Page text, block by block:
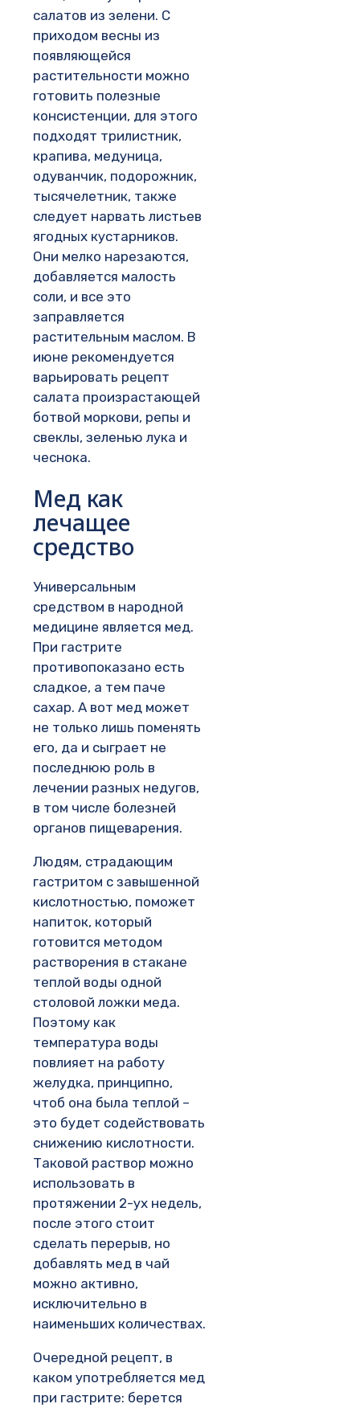
салатов из зелени. С
приходом весны из
появляющейся
растительности можно
готовить полезные
консистенции, для этого
подходят трилистник,
крапива, медуница,
одуванчик, подорожник,
тысячелетник, также
следует нарвать листьев
ягодных кустарников.
Они мелко нарезаются,
добавляется малость
соли, и все это
заправляется
растительным маслом. В
июне рекомендуется
варьировать рецепт
салата произрастающей
ботвой моркови, репы и
свеклы, зеленью лука и
чеснока.
Мед как
лечащее
средство
Универсальным
средством в народной
медицине является мед.
При гастрите
противопоказано есть
сладкое, а тем паче
сахар. А вот мед может
не только лишь поменять
его, да и сыграет не
последнюю роль в
лечении разных недугов,
в том числе болезней
органов пищеварения.
Людям, страдающим
гастритом с завышенной
кислотностью, поможет
напиток, который
готовится методом
растворения в стакане
теплой воды одной
столовой ложки меда.
Поэтому как
температура воды
повлияет на работу
желудка, принципно,
чтоб она была теплой –
это будет содействовать
снижению кислотности.
Таковой раствор можно
использовать в
протяжении 2-ух недель,
после этого стоит
сделать перерыв, но
добавлять мед в чай
можно активно,
исключительно в
наименьших количествах.
Очередной рецепт, в
каком употребляется мед
при гастрите: берется